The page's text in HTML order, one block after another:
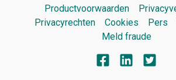
Productvoorwaarden
Privacyrechten
Cookies Pers
Meld fraude